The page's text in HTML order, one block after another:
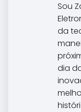
Sou
da
dia